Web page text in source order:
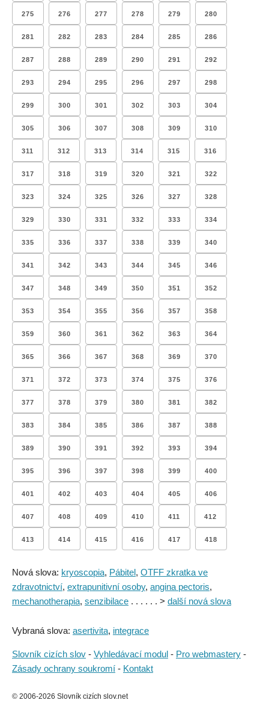
275 276 277 278 279 280
281 282 283 284 285 286
287 288 289 290 291 292
293 294 295 296 297 298
299 300 301 302 303 304
305 306 307 308 309 310
311 312 313 314 315 316
317 318 319 320 321 322
323 324 325 326 327 328
329 330 331 332 333 334
335 336 337 338 339 340
341 342 343 344 345 346
347 348 349 350 351 352
353 354 355 356 357 358
359 360 361 362 363 364
365 366 367 368 369 370
371 372 373 374 375 376
377 378 379 380 381 382
383 384 385 386 387 388
389 390 391 392 393 394
395 396 397 398 399 400
401 402 403 404 405 406
407 408 409 410 411 412
413 414 415 416 417 418
Nová slova: kryoscopia, Pábitel, OTFF zkratka ve
zdravotnictví, extrapunitivní osoby, angina pectoris,
mechanotherapia, senzibilace . . . . . . > další nová slova
Vybraná slova: asertivita, integrace
Slovník cizích slov - Vyhledávací modul - Pro webmastery -
Zásady ochrany soukromí - Kontakt
© 2006-2026 Slovník cizích slov.net